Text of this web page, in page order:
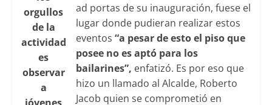
orgullos
de la
actividad
es
observar
a
ad portas de su inauguración, fuese el
lugar donde pudieran realizar estos
eventos “a pesar de esto el piso que
posee no es aptó para los
bailarines”, enfatizó. Es por eso que
hizo un llamado al Alcalde, Roberto
Jacob quien se comprometió en